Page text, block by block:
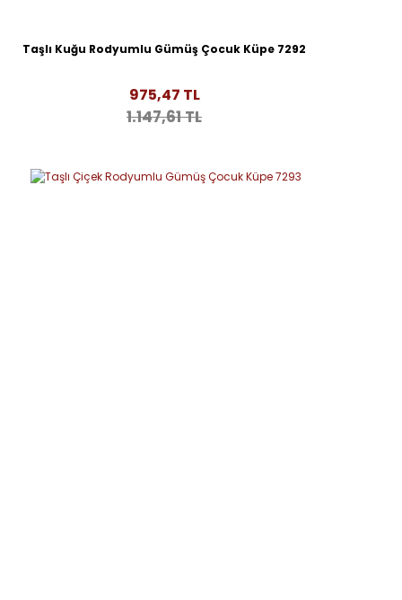
Taşlı Kuğu Rodyumlu Gümüş Çocuk Küpe 7292
975,47 TL
1.147,61 TL